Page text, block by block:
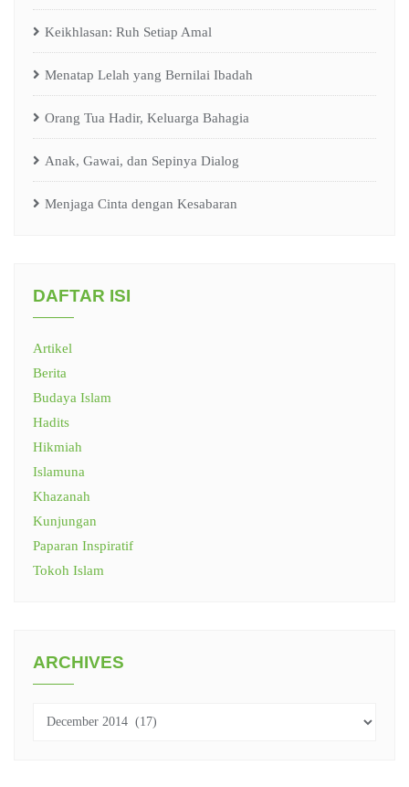
Keikhlasan: Ruh Setiap Amal
Menatap Lelah yang Bernilai Ibadah
Orang Tua Hadir, Keluarga Bahagia
Anak, Gawai, dan Sepinya Dialog
Menjaga Cinta dengan Kesabaran
DAFTAR ISI
Artikel
Berita
Budaya Islam
Hadits
Hikmiah
Islamuna
Khazanah
Kunjungan
Paparan Inspiratif
Tokoh Islam
ARCHIVES
Archives